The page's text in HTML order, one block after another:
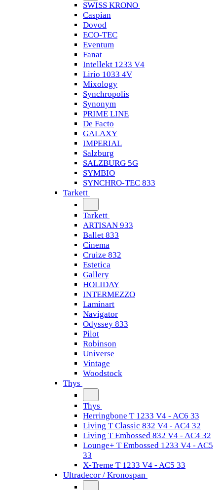
SWISS KRONO
Caspian
Dovod
ECO-TEC
Eventum
Fanat
Intellekt 1233 V4
Lirio 1033 4V
Mixology
Synchropolis
Synonym
PRIME LINE
De Facto
GALAXY
IMPERIAL
Salzburg
SALZBURG 5G
SYMBIO
SYNCHRO-TEC 833
Tarkett
Tarkett
ARTISAN 933
Ballet 833
Cinema
Cruize 832
Estetica
Gallery
HOLIDAY
INTERMEZZO
Laminart
Navigator
Odyssey 833
Pilot
Robinson
Universe
Vintage
Woodstock
Thys
Thys
Herringbone T 1233 V4 - AC6 33
Living T Classic 832 V4 - AC4 32
Living T Embossed 832 V4 - AC4 32
Lounge+ T Embossed 1233 V4 - AC5
33
X-Treme T 1233 V4 - AC5 33
Ultradecor / Kronospan